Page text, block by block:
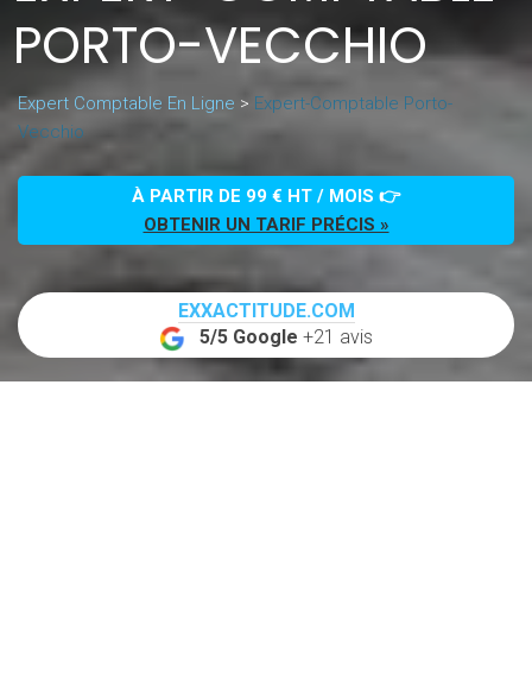
PORTO-VECCHIO
Expert Comptable En Ligne > Expert-Comptable Porto-
Vecchio
À PARTIR DE 99 € HT / MOIS 👉
OBTENIR UN TARIF PRÉCIS »
EXXACTITUDE.COM
5/5 Google +21 avis